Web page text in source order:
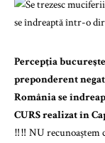
Percepţia
preponderent
România se
CURS realizat în
‼️‼️ NU recunoaștem